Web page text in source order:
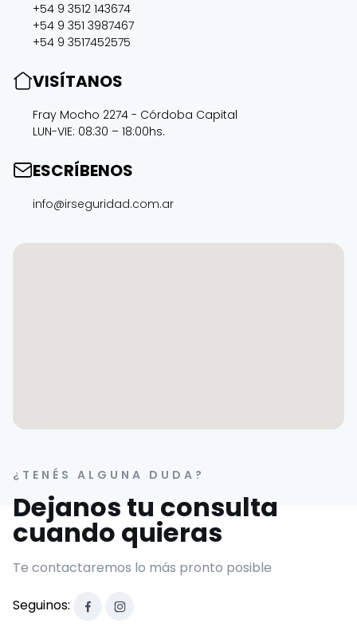
+54 9 3512 143674
+54 9 351 3987467
+54 9 3517452575
VISÍTANOS
Fray Mocho 2274 - Córdoba Capital
LUN-VIE: 08:30 – 18:00hs.
ESCRÍBENOS
info@irseguridad.com.ar
¿TENÉS ALGUNA DUDA?
Dejanos tu consulta
cuando quieras
Te contactaremos lo más pronto posible
Seguinos: